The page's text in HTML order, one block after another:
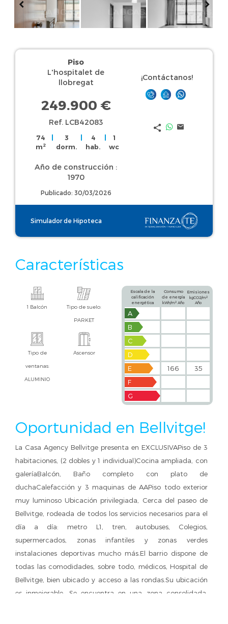
Piso
L'hospitalet de
llobregat
249.900 €
Ref. LCB42083
74
m2
3
dorm.
4
hab.
1
wc
Año de construcción :
1970
Publicado: 30/03/2026
¡Contáctanos!
Simulador de Hipoteca
Características
1 Balcón Tipo de suelo:
PARKET
Tipo de
ventanas:
ALUMINIO
Ascensor
Escala de la
calificación
energética
Consumo
de energía
kWh/m2 Año
Emisiones
kgCO2/m2
Año
A
B
C
D
E
166
35
F
G
Oportunidad en Bellvitge!
La Casa Agency Bellvitge presenta en EXCLUSIVAPiso de 3
habitaciones, (2 dobles y 1 individual)Cocina ampliada, con
galeríaBalcón, Baño completo con plato de
duchaCalefacción y 3 maquinas de AAPiso todo exterior
muy luminoso Ubicación privilegiada, Cerca del paseo de
Bellvitge, rodeada de todos los servicios necesarios para el
día a día: metro L1, tren, autobuses, Colegios,
supermercados, zonas infantiles y zonas verdes
instalaciones deportivas mucho más.El barrio dispone de
todas las comodidades, sobre todo, médicos, Hospital de
Bellvitge, bien ubicado y acceso a las rondas.Su ubicación
es inmejorable. Se encuentra en una zona consolidada,